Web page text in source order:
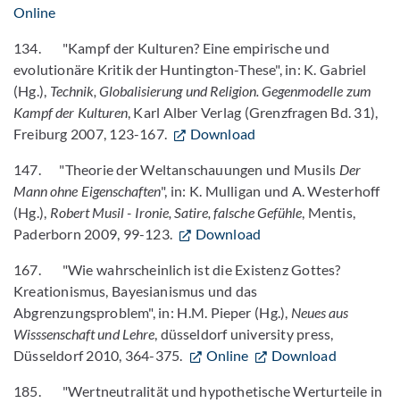
Online
134. "Kampf der Kulturen? Eine empirische und
evolutionäre Kritik der Huntington-These", in: K. Gabriel
(Hg.), Technik, Globalisierung und Religion. Gegenmodelle zum
Kampf der Kulturen, Karl Alber Verlag (Grenzfragen Bd. 31),
Freiburg 2007, 123-167.
Download
147. "Theorie der Weltanschauungen und Musils Der
Mann ohne Eigenschaften", in: K. Mulligan und A. Westerhoff
(Hg.), Robert Musil- Ironie, Satire, falsche Gefühle, Mentis,
Paderborn 2009, 99-123.
Download
167. "Wie wahrscheinlich ist die Existenz Gottes?
Kreationismus, Bayesianismus und das
Abgrenzungsproblem", in: H.M. Pieper (Hg.), Neues aus
Wisssenschaft und Lehre, düsseldorf university press,
Düsseldorf 2010, 364-375.
Online Download
185. "Wertneutralität und hypothetische Werturteile in